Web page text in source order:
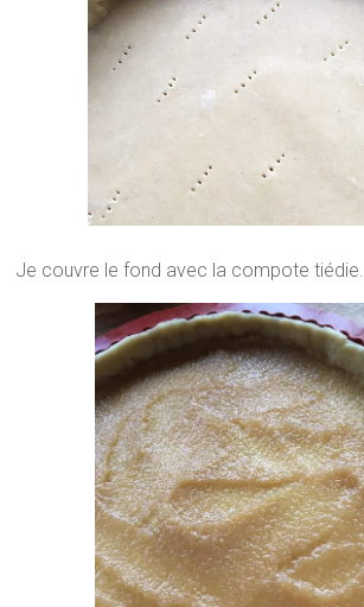
Je couvre le fond avec la compote tiédie.